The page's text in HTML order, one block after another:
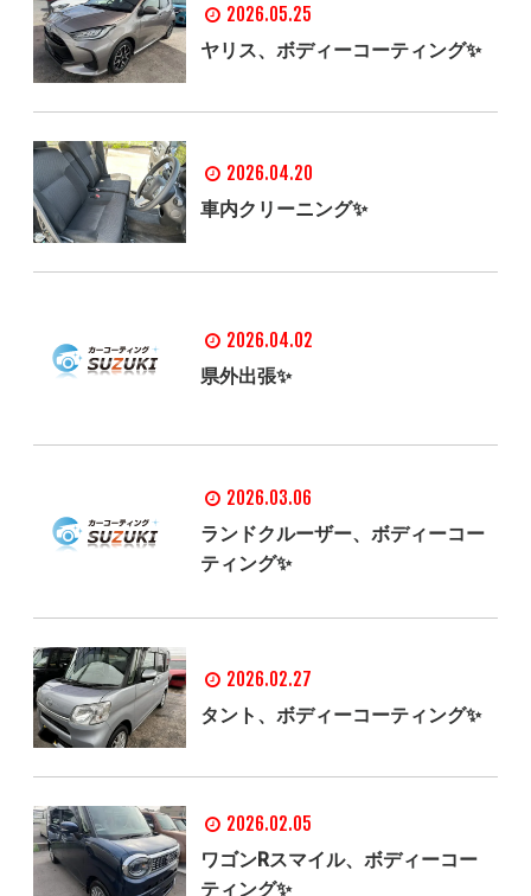
2026.05.25
ヤリス、ボディーコーティング✨
2026.04.20
車内クリーニング✨
2026.04.02
県外出張✨
2026.03.06
ランドクルーザー、ボディーコー
ティング✨
2026.02.27
タント、ボディーコーティング✨
2026.02.05
ワゴンRスマイル、ボディーコー
ティング✨